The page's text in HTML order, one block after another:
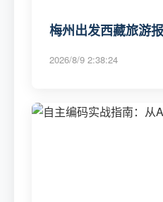
梅州出发西藏旅游
2026/8/9 2:38:24